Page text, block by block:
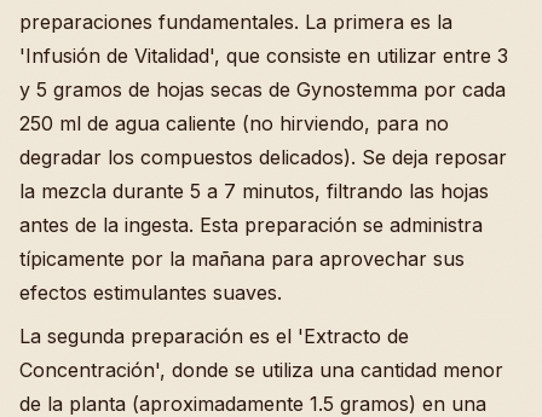
preparaciones fundamentales. La primera es la
'Infusión de Vitalidad', que consiste en utilizar entre 3
y 5 gramos de hojas secas de Gynostemma por cada
250 ml de agua caliente (no hirviendo, para no
degradar los compuestos delicados). Se deja reposar
la mezcla durante 5 a 7 minutos, filtrando las hojas
antes de la ingesta. Esta preparación se administra
típicamente por la mañana para aprovechar sus
efectos estimulantes suaves.
La segunda preparación es el 'Extracto de
Concentración', donde se utiliza una cantidad menor
de la planta (aproximadamente 1.5 gramos) en una